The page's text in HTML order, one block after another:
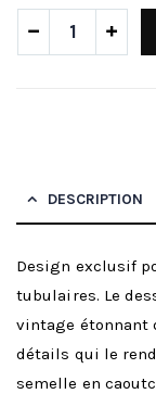
DESCRIPTION
Design exclusif
tubulaires. Le
vintage étonnant
détails qui le
semelle en